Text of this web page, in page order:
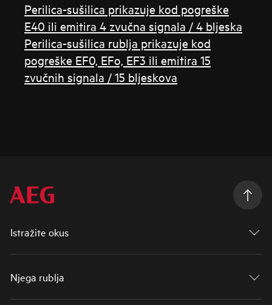
Perilica-sušilica prikazuje kod pogreške
E40 ili emitira 4 zvučna signala / 4 bljeska
Perilica-sušilica rublja prikazuje kod
pogreške EF0, EFo, EF3 ili emitira 15
zvučnih signala / 15 bljeskova
Istražite okus
Njega rublja